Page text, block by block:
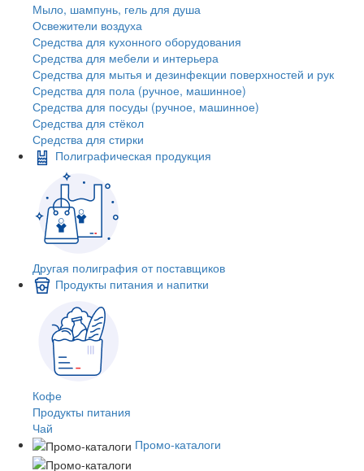
Мыло, шампунь, гель для душа
Освежители воздуха
Средства для кухонного оборудования
Средства для мебели и интерьера
Средства для мытья и дезинфекции поверхностей и рук
Средства для пола (ручное, машинное)
Средства для посуды (ручное, машинное)
Средства для стёкол
Средства для стирки
Полиграфическая продукция
Другая полиграфия от поставщиков
Продукты питания и напитки
Кофе
Продукты питания
Чай
Промо-каталоги